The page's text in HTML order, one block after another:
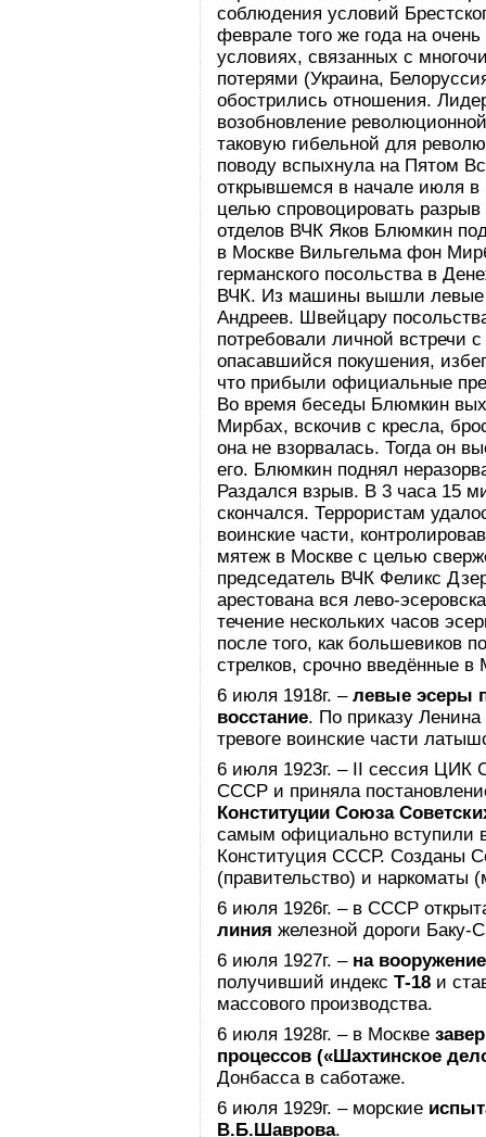
соблюдения условий
феврале того же года на
условиях, связанных с
потерями (Украина,
обострились отношения.
возобновление
таковую гибельной для
поводу вспыхнула на Пятом
открывшемся в начале июля в
целью спровоцировать разрыв
отделов ВЧК Яков Блюмкин
в Москве Вильгельма фон
германского посольства в
ВЧК. Из машины вышли левые
Андреев. Швейцару
потребовали личной встречи
опасавшийся покушения,
что прибыли официальные
Во время беседы Блюмкин
Мирбах, вскочив с кресла,
она не взорвалась. Тогда он
его. Блюмкин поднял
Раздался взрыв. В 3 часа 15
скончался. Террористам
воинские части,
мятеж в Москве с целью
председатель ВЧК Феликс
арестована вся лево-
течение нескольких часов
после того, как большевиков
стрелков, срочно введённые
6 июля 1918г. –левые эсеры
восстание. По приказу
тревоге воинские части
6 июля 1923г. – II сессия ЦИК
СССР и приняла
Конституции Союза
самым официально вступили
Конституция СССР. Созданы
(правительство) и наркоматы
6 июля 1926г. – в СССР
линия железной дороги Баку-
6 июля 1927г. – на
получивший индексТ-18 и
массового производства.
6 июля 1928г. – в Москве
процессов («Шахтинское
Донбасса в саботаже.
6 июля 1929г. – морские
В.Б.Шаврова.